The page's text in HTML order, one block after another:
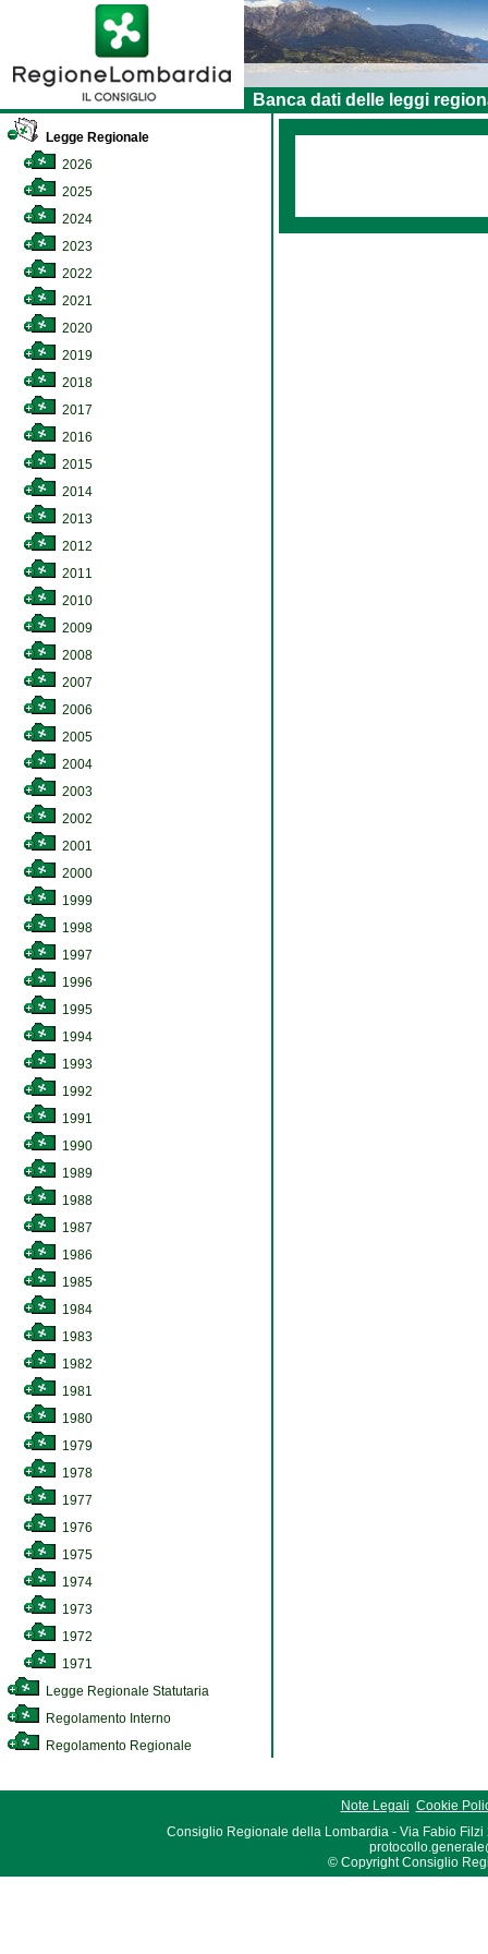
Banca dati delle leggi
Legge Regionale
2026
2025
2024
2023
2022
2021
2020
2019
2018
2017
2016
2015
2014
2013
2012
2011
2010
2009
2008
2007
2006
2005
2004
2003
2002
2001
2000
1999
1998
1997
1996
1995
1994
1993
1992
1991
1990
1989
1988
1987
1986
1985
1984
1983
1982
1981
1980
1979
1978
1977
1976
1975
1974
1973
1972
1971
Legge Regionale Statutaria
Regolamento Interno
Regolamento Regionale
Note Legali Cookie
Consiglio Regionale della Lombardia - Via Fabio Filzi
© Copyright Consiglio